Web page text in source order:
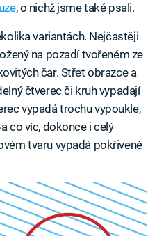
, o nichž jsme také psali.
variantách. Nejčastěji
na pozadí tvořeném ze
čar. Střet obrazce a
čtverec či kruh vypadají
vypadá trochu vypoukle,
co víc, dokonce i celý
tvaru vypadá pokřiveně